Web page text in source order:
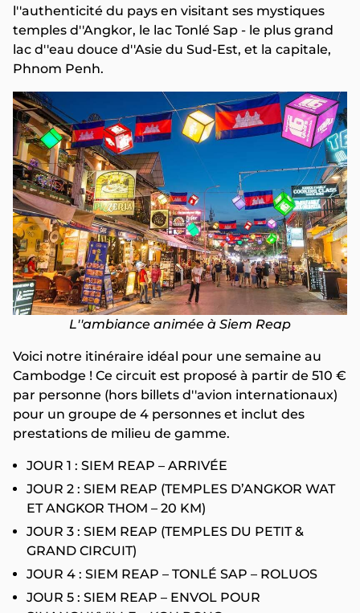
l''authenticité du pays en visitant ses mystiques
temples d''Angkor, le lac Tonlé Sap - le plus grand
lac d''eau douce d''Asie du Sud-Est, et la capitale,
Phnom Penh.
L''ambiance animée à Siem Reap
Voici notre itinéraire idéal pour une semaine au
Cambodge ! Ce circuit est proposé à partir de 510 €
par personne (hors billets d''avion internationaux)
pour un groupe de 4 personnes et inclut des
prestations de milieu de gamme.
JOUR 1 : SIEM REAP – ARRIVÉE
JOUR 2 : SIEM REAP (TEMPLES D’ANGKOR WAT
ET ANGKOR THOM – 20 KM)
JOUR 3 : SIEM REAP (TEMPLES DU PETIT &
GRAND CIRCUIT)
JOUR 4 : SIEM REAP – TONLÉ SAP – ROLUOS
JOUR 5 : SIEM REAP – ENVOL POUR